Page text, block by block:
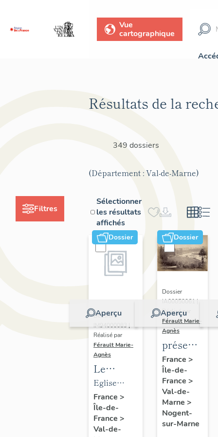
Vue
cartographique
Filtres
Résultats de la
349 dossiers
(Département : Val-de-Marne)
Sélectionner
les résultats
affichés
Dossier
Aperçu
Dossier
IM94000083 |
Réalisé par
Férault Marie-
Agnès
Le
mobilier
de
l'église
paroissiale
Eglise
paroissiale
Saint-
Gervais,
France >
Île-de-
France >
Val-de-
Dossier
Aperçu
Dossier
IA00050061 |
Réalisé par
Férault Marie-
Agnès
de la
commune
de
Nogent-
sur-
Marne
France >
Île-de-
France >
Val-de-
Marne >
Nogent-
sur-Marne